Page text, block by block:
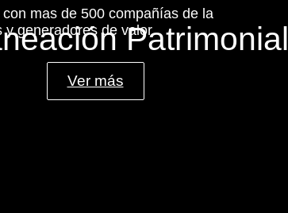
Patrimonial
Ver más
mas de 500 compañías de la
generadores de valor.